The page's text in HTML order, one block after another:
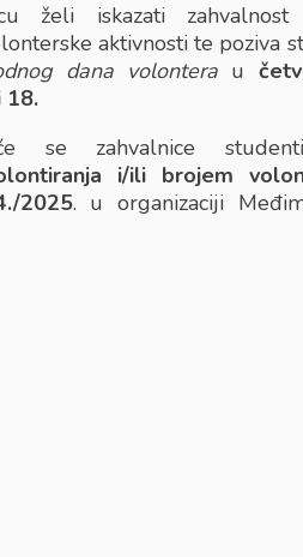
želi iskazati zahvalnost
aktivnosti te poziva
dana volontera u
18.
se zahvalnice
i/ili brojem
2025. u organizaciji